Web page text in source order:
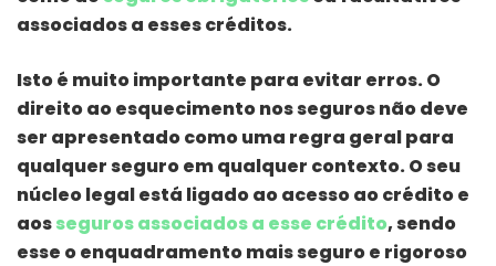
associados a esses créditos.
Isto é muito importante para evitar erros. O
direito ao esquecimento nos seguros não deve
ser apresentado como uma regra geral para
qualquer seguro em qualquer contexto. O seu
núcleo legal está ligado ao acesso ao crédito e
aosseguros associados a esse crédito, sendo
esse o enquadramento mais seguro e rigoroso